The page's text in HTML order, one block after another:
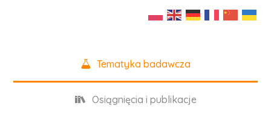
Tematyka badawcza
Osiągnięcia i publikacje